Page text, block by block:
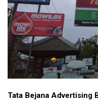
Tata Bejana Advertising